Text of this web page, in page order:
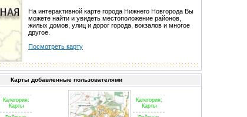
На интерактивной карте города Нижнего Новгорода Вы
можете найти и увидеть местоположение районов,
жилых домов, улиц и дорог города, вокзалов и многое
другое.
Посмотреть карту
Карты добавленные пользователями
Категория:
Карты
Категория:
Карты